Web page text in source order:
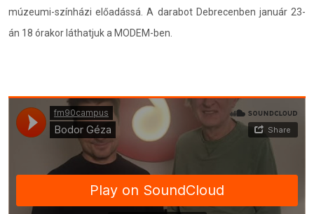
múzeumi-színházi előadássá. A darabot Debrecenben január 23-
án 18 órakor láthatjuk a MODEM-ben.